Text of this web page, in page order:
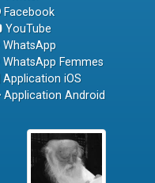
Facebook
YouTube
WhatsApp
WhatsApp Femmes
Application iOS
Application Android